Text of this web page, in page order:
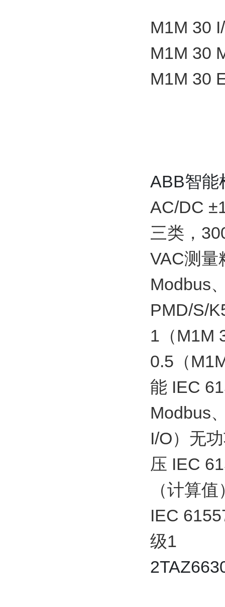
M1M 30
M1M 30
M1M 30
ABB智能
AC/DC
三类，
VAC测量
Modbus
PMD/S/
1（M1M
0.5（
能 IEC
Modbus
I/O）无
压 IEC
（计算
IEC
级1